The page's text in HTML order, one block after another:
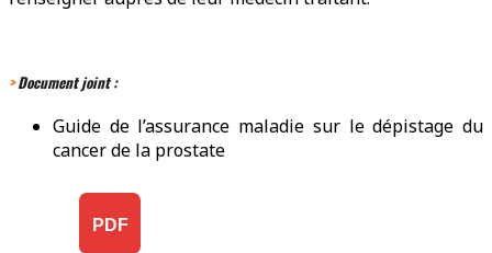
>Document joint :
Guide de l’assurance maladie sur le dépistage du
cancer de la prostate
PDF